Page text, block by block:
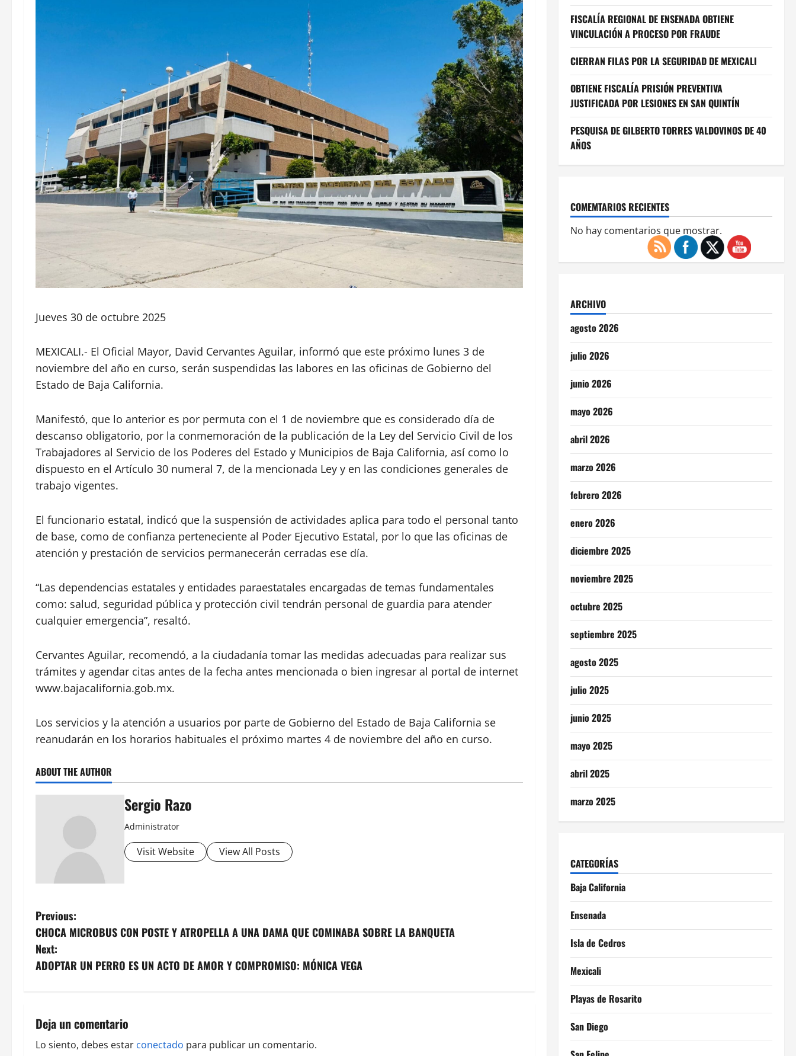
Jueves 30 de octubre 2025
MEXICALI.- El Oficial Mayor, David Cervantes Aguilar, informó que este próximo lunes 3 de
noviembre del año en curso, serán suspendidas las labores en las oficinas de Gobierno del
Estado de Baja California.
Manifestó, que lo anterior es por permuta con el 1 de noviembre que es considerado día de
descanso obligatorio, por la conmemoración de la publicación de la Ley del Servicio Civil de los
Trabajadores al Servicio de los Poderes del Estado y Municipios de Baja California, así como lo
dispuesto en el Artículo 30 numeral 7, de la mencionada Ley y en las condiciones generales de
trabajo vigentes.
El funcionario estatal, indicó que la suspensión de actividades aplica para todo el personal tanto
de base, como de confianza perteneciente al Poder Ejecutivo Estatal, por lo que las oficinas de
atención y prestación de servicios permanecerán cerradas ese día.
“Las dependencias estatales y entidades paraestatales encargadas de temas fundamentales
como: salud, seguridad pública y protección civil tendrán personal de guardia para atender
cualquier emergencia”, resaltó.
Cervantes Aguilar, recomendó, a la ciudadanía tomar las medidas adecuadas para realizar sus
trámites y agendar citas antes de la fecha antes mencionada o bien ingresar al portal de internet
www.bajacalifornia.gob.mx.
Los servicios y la atención a usuarios por parte de Gobierno del Estado de Baja California se
reanudarán en los horarios habituales el próximo martes 4 de noviembre del año en curso.
ABOUT THE AUTHOR
Sergio Razo
Administrator
Visit Website View All Posts
P
o
s
n
a
Previous:
CHOCA MICROBUS CON POSTE Y ATROPELLA A UNA DAMA QUE COMINABA SOBRE LA BANQUETA
Next:
ADOPTAR UN PERRO ES UN ACTO DE AMOR Y COMPROMISO: MÓNICA VEGA
Deja un comentario
Lo siento, debes estar conectado para publicar un comentario.
FISCALÍA REGIONAL DE ENSENADA OBTIENE
VINCULACIÓN A PROCESO POR FRAUDE
CIERRAN FILAS POR LA SEGURIDAD DE MEXICALI
OBTIENE FISCALÍA PRISIÓN PREVENTIVA
JUSTIFICADA POR LESIONES EN SAN QUINTÍN
PESQUISA DE GILBERTO TORRES VALDOVINOS DE 40
AÑOS
COMEMTARIOS RECIENTES
No hay comentarios que mostrar.
ARCHIVO
agosto 2026
julio 2026
junio 2026
mayo 2026
abril 2026
marzo 2026
febrero 2026
enero 2026
diciembre 2025
noviembre 2025
octubre 2025
septiembre 2025
agosto 2025
julio 2025
junio 2025
mayo 2025
abril 2025
marzo 2025
CATEGORÍAS
Baja California
Ensenada
Isla de Cedros
Mexicali
Playas de Rosarito
San Diego